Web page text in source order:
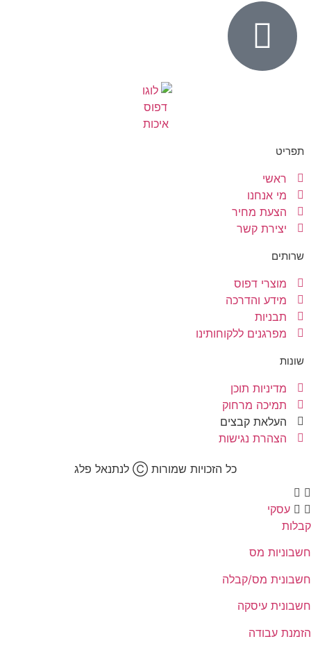
תפריט
ראשי
מי אנחנו
הצעת מחיר
יצירת קשר
שרותים
מוצרי דפוס
מידע והדרכה
תבניות
מפרגנים ללקוחותינו
שונות
מדיניות תוכן
תמיכה מרחוק
העלאת קבצים
הצהרת נגישות
כל הזכויות שמורות Ⓒ לנתנאל פלג​
עסקי
קבלות
חשבוניות מס
חשבונית מס/קבלה
חשבונית עיסקה
הזמנת עבודה